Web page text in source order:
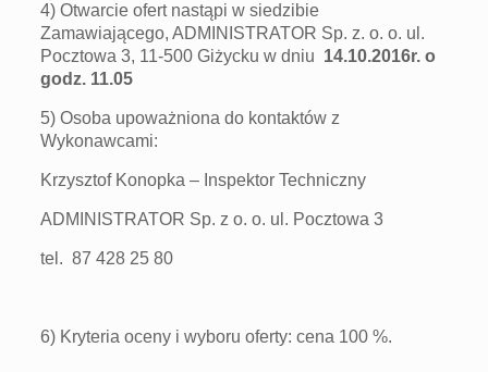
4) Otwarcie ofert nastąpi w siedzibie
Zamawiającego, ADMINISTRATOR Sp. z. o. o. ul.
Pocztowa 3, 11-500 Giżycku w dniu 14.10.2016r. o
godz. 11.05
5) Osoba upoważniona do kontaktów z
Wykonawcami:
Krzysztof Konopka – Inspektor Techniczny
ADMINISTRATOR Sp. z o. o. ul. Pocztowa 3
tel. 87 428 25 80
6) Kryteria oceny i wyboru oferty: cena 100 %.